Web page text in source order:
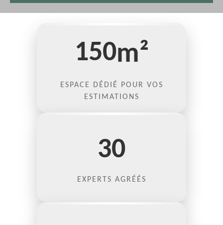
150m²
ESPACE DÉDIÉ POUR VOS
ESTIMATIONS
30
EXPERTS AGRÉÉS